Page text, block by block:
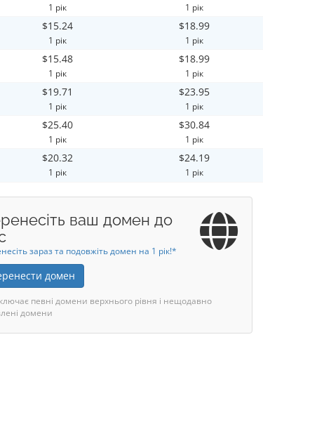
1 рік 1 рік
$15.24
1 рік
$18.99
1 рік
$15.48
1 рік
$18.99
1 рік
$19.71
1 рік
$23.95
1 рік
$25.40
1 рік
$30.84
1 рік
$20.32
1 рік
$24.19
1 рік
ваш домен до
зараз та подовжіть домен на 1 рік!*
домен
певні домени верхнього рівня і нещодавно
домени